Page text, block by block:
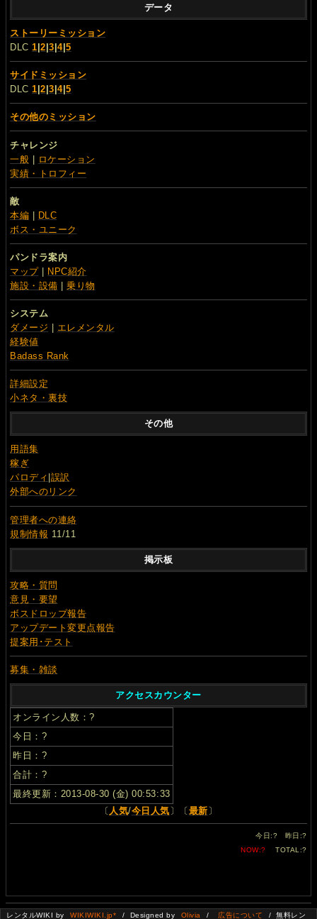
データ
ストーリーミッション
DLC1 |2 |3 |4|5
サイドミッション
DLC1 |2 |3 |4|5
その他のミッション
チャレンジ
一般 | ロケーション
実績・トロフィー
敵
本編 | DLC
ボス・ユニーク
パンドラ案内
マップ|
NPC紹介
施設・設備 |乗り物
システム
ダメージ
エレメンタル
経験値
Badass Rank
詳細設定
小ネタ・裏技
その他
用語集
稼ぎ
パロディ 誤訳
外部へのリンク
管理者への連絡
規制情報 11/11
掲示板
攻略・質問
意見・要望
ボスドロップ報告
アップデート変更点報告
提案用･テスト
募集・雑談
アクセスカウンター
オンライン人数：?
今日： ?
昨日： ?
合計： ?
最終更新：2013-08-30 (金) 00:53:33
〔 人気/今日人気 〕〔 最新 〕
今日:? 昨日:?
NOW:? TOTAL:?
レンタルWIKI by WIKIWIKI.jp* / Designed by Olivia / 広告について / 無料レン